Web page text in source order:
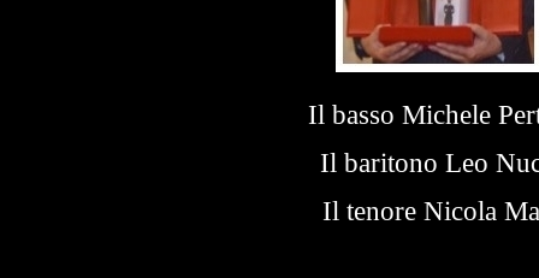
Il basso Michele
Il baritono Leo
Il tenore Nicola